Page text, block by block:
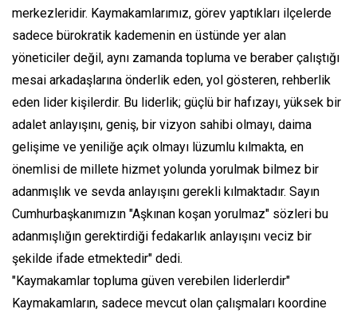
merkezleridir. Kaymakamlarımız, görev yaptıkları ilçelerde
sadece bürokratik kademenin en üstünde yer alan
yöneticiler değil, aynı zamanda topluma ve beraber çalıştığı
mesai arkadaşlarına önderlik eden, yol gösteren, rehberlik
eden lider kişilerdir. Bu liderlik; güçlü bir hafızayı, yüksek bir
adalet anlayışını, geniş, bir vizyon sahibi olmayı, daima
gelişime ve yeniliğe açık olmayı lüzumlu kılmakta, en
önemlisi de millete hizmet yolunda yorulmak bilmez bir
adanmışlık ve sevda anlayışını gerekli kılmaktadır. Sayın
Cumhurbaşkanımızın "Aşkınan koşan yorulmaz" sözleri bu
adanmışlığın gerektirdiği fedakarlık anlayışını veciz bir
şekilde ifade etmektedir" dedi.
"Kaymakamlar topluma güven verebilen liderlerdir"
Kaymakamların, sadece mevcut olan çalışmaları koordine